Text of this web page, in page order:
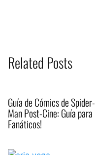
Related Posts
Guía de Cómics de Spider-
Man Post-Cine: Guía para
Fanáticos!